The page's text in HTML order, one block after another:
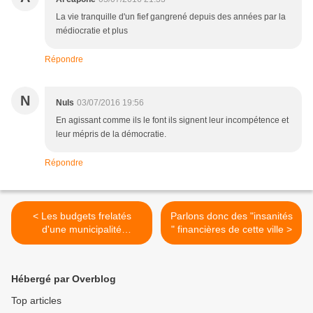
La vie tranquille d'un fief gangrené depuis des années par la
médiocratie et plus
Répondre
N Nuls 03/07/2016 19:56
En agissant comme ils le font ils signent leur incompétence et
leur mépris de la démocratie.
Répondre
< Les budgets frelatés
d'une municipalité
d'autruches
Parlons donc des "insanités
" financières de cette ville >
Hébergé par Overblog
Top articles